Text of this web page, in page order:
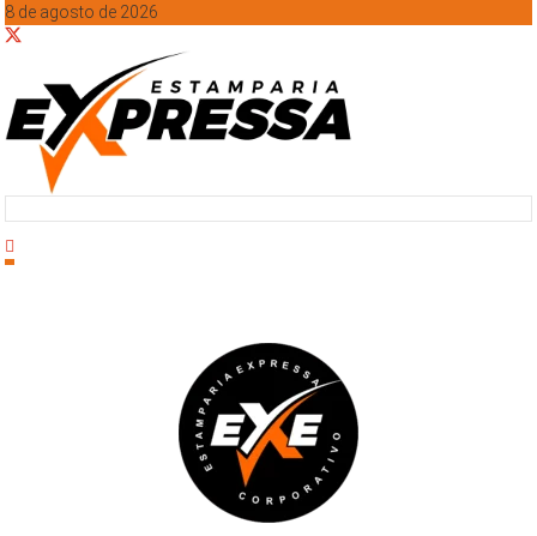
8 de agosto de 2026